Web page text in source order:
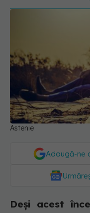
Astenie
Adaugă-ne
Deși acest